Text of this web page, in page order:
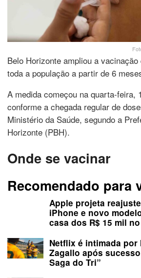
Belo Horizonte ampliou a
toda a população a partir de 6
A medida começou na quarta-feira,
conforme a chegada regular de
Ministério da Saúde, segundo a
Horizonte (PBH).
Onde se vacinar
Recomendado para
Apple projeta
iPhone e novo
casa dos R$ 15 mil
Netflix é intimada por
Zagallo após
Saga do Tri”